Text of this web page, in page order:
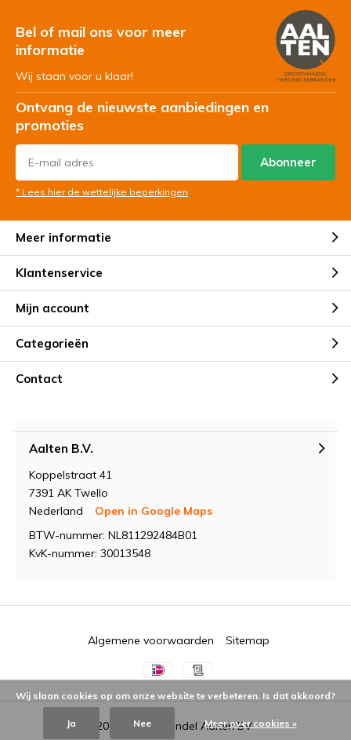
Bel of mail ons voor meer
informatie
Wij staan voor u klaar!
Ontvang de nieuwste aanbiedingen en
promoties
Abonneer
* Lees hier de wettelijke beperkingen
Meer informatie
Klantenservice
Mijn account
Categorieën
Contact
Aalten B.V.
Koppelstraat 41
7391 AK Twello
Nederland
Open in Google Maps
BTW-nummer: NL811292484B01
KvK-nummer: 30013548
© 2026 - Groothandel Aalten BV
Algemene voorwaarden Sitemap
Wij slaan cookies op om onze website te verbeteren. Is dat akkoord?
Ja Nee Meer over cookies »